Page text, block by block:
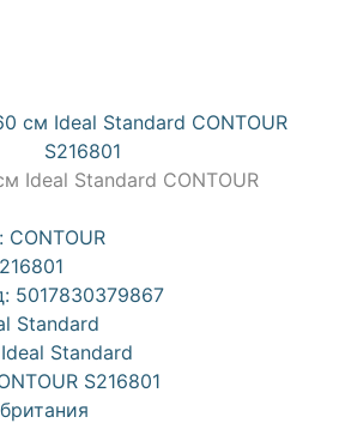
Ideal Standard CONTOUR
CONTOUR
5017830379867
Standard
Ideal Standard
S216801